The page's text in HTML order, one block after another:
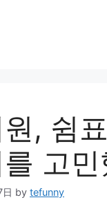
, 쉼
고
by tefunny